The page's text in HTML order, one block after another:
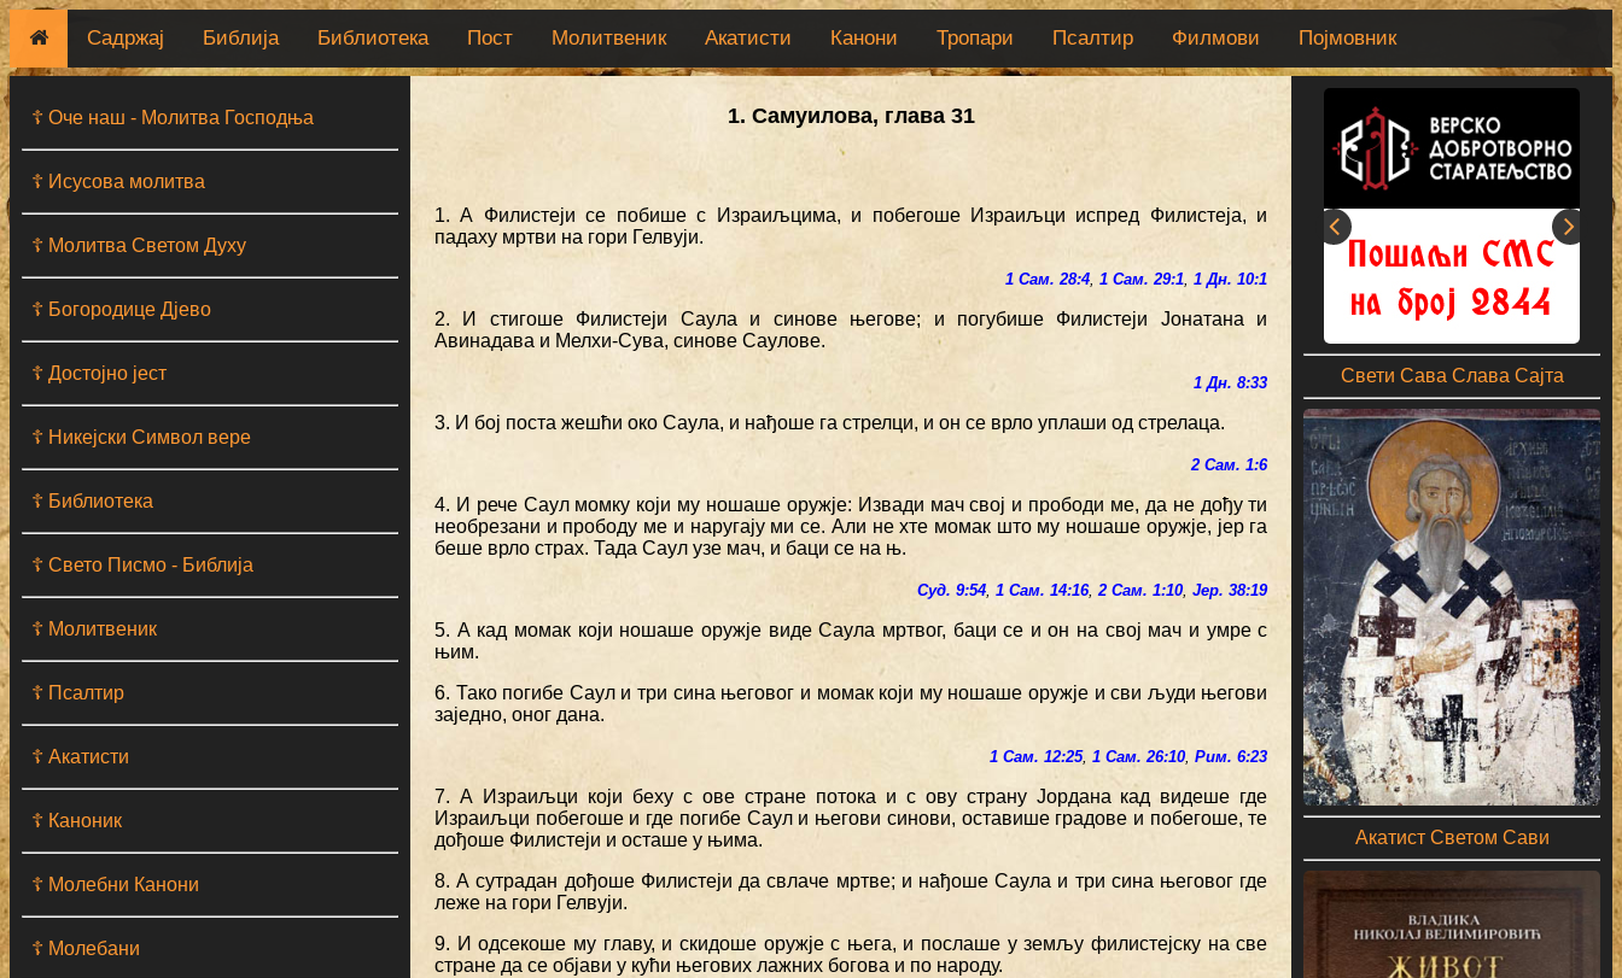
Садржај Библија Библиотека Пост Молитвеник Акатисти Канони Тропари Псалтир Филмови Појмовник
☦ Оче наш - Moлитва Господња
☦ Исусова молитва
☦ Молитва Светом Духу
☦ Богородице Дјево
☦ Достојно јест
☦ Никејски Символ вере
☦ Библиотека
☦ Свето Писмо - Библија
☦ Молитвеник
☦ Псалтир
☦ Акатисти
☦ Каноник
☦ Молебни Канони
☦ Молебани
1. Самуилова, глава 31
1. А Филистеји се побише с Израиљцима, и побегоше Израиљци испред Филистеја, и
падаху мртви на гори Гелвуји.
1 Сам. 28:4,1 Сам. 29:1,1 Дн. 10:1
2. И стигоше Филистеји Саула и синове његове; и погубише Филистеји Јонатана и
Авинадава и Мелхи-Сува, синове Саулове.
1 Дн. 8:33
3. И бој поста жешћи око Саула, и нађоше га стрелци, и он се врло уплаши од стрелаца.
2 Сам. 1:6
4. И рече Саул момку који му ношаше оружје: Извади мач свој и прободи ме, да не дођу ти
необрезани и прободу ме и наругају ми се. Али не хте момак што му ношаше оружје, јер га
беше врло страх. Тада Саул узе мач, и баци се на њ.
Суд. 9:54,1 Сам. 14:16,2 Сам. 1:10,Јер. 38:19
5. А кад момак који ношаше оружје виде Саула мртвог, баци се и он на свој мач и умре с
њим.
6. Тако погибе Саул и три сина његовог и момак који му ношаше оружје и сви људи његови
заједно, оног дана.
1 Сам. 12:25,1 Сам. 26:10,Рим. 6:23
7. А Израиљци који беху с ове стране потока и с ову страну Јордана кад видеше где
Израиљци побегоше и где погибе Саул и његови синови, оставише градове и побегоше, те
дођоше Филистеји и осташе у њима.
8. А сутрадан дођоше Филистеји да свлаче мртве; и нађоше Саула и три сина његовог где
леже на гори Гелвуји.
9. И одсекоше му главу, и скидоше оружје с њега, и послаше у земљу филистејску на све
стране да се објави у кући његових лажних богова и по народу.
Свети Сава Слава Сајта
Акатист Светом Сави